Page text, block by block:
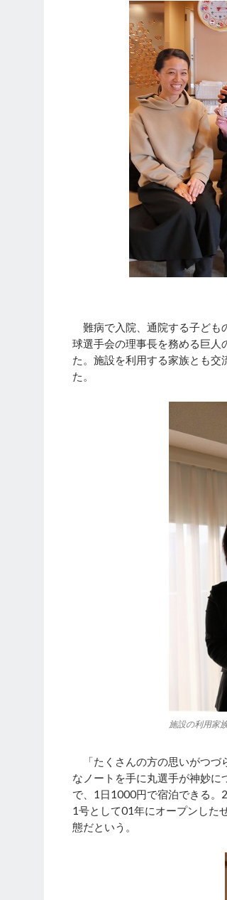
難病で入院、通院する子ども
球選手会の理事長を務める巨人
た。施設を利用する家族とも
た。
施設の利用家
「たくさんの方の思いがつづ
なノートを手に丸選手が神妙に
で、1日1000円で宿泊できる
1号として01年にオープンした
態だという。